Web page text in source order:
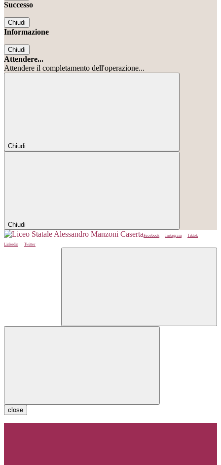
Successo
Chiudi
Informazione
Chiudi
Attendere...
Attendere il completamento dell'operazione...
Chiudi
Chiudi
Facebook Instagram
Tiktok
Linkedin
Twitter
close